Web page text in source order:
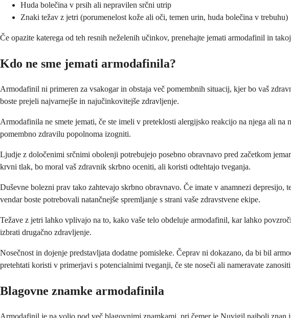
Huda bolečina v prsih ali nepravilen srčni utrip
Znaki težav z jetri (porumenelost kože ali oči, temen urin, huda bolečina v trebuhu)
Če opazite katerega od teh resnih neželenih učinkov, prenehajte jemati armodafinil in
Kdo ne sme jemati armodafinila?
Armodafinil ni primeren za vsakogar in obstaja več pomembnih situacij, kjer bo vaš
boste prejeli najvarnejše in najučinkovitejše zdravljenje.
Armodafinila ne smete jemati, če ste imeli v preteklosti alergijsko reakcijo na njega ali
pomembno zdravilu popolnoma izogniti.
Ljudje z določenimi srčnimi obolenji potrebujejo posebno obravnavo pred začetkom
krvni tlak, bo moral vaš zdravnik skrbno oceniti, ali koristi odtehtajo tveganja.
Duševne bolezni prav tako zahtevajo skrbno obravnavo. Če imate v anamnezi
vendar boste potrebovali natančnejše spremljanje s strani vaše zdravstvene ekipe.
Težave z jetri lahko vplivajo na to, kako vaše telo obdeluje armodafinil, kar lahko
izbrati drugačno zdravljenje.
Nosečnost in dojenje predstavljata dodatne pomisleke. Čeprav ni dokazano, da bi bil
pretehtati koristi v primerjavi s potencialnimi tveganji, če ste noseči ali nameravate
Blagovne znamke armodafinila
Armodafinil je na voljo pod več blagovnimi znamkami, pri čemer je Nuvigil najbolj